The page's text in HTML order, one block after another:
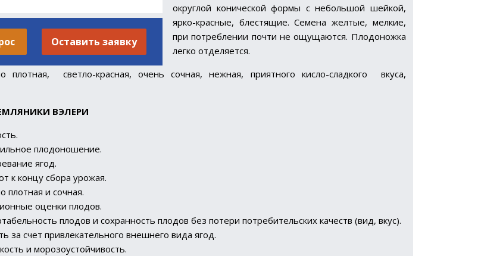
Оставить заявку
округлой конической формы с небольшой шейкой,
ярко-красные, блестящие. Семена желтые, мелкие,
при потреблении почти не ощущаются. Плодоножка
легко отделяется.
плотная, светло-красная, очень сочная, нежная, приятного кисло-сладкого вкуса,
ВЭЛЕРИ
плодоношение.
ягод.
к концу сбора урожая.
плотная и сочная.
оценки плодов.
плодов и сохранность плодов без потери потребительских качеств (вид, вкус).
за счет привлекательного внешнего вида ягод.
и морозоустойчивость.